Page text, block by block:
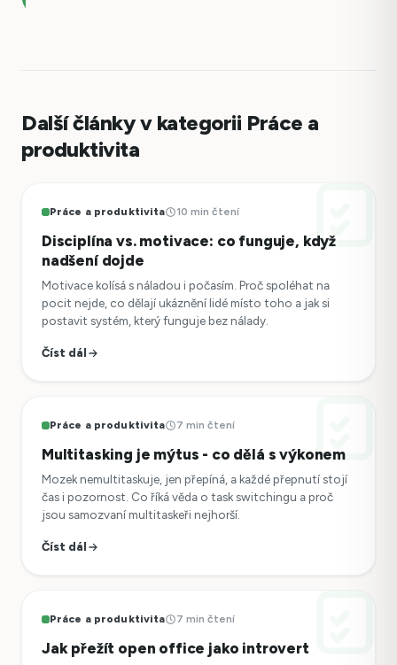
Další články v kategorii Práce a
produktivita
Práce a produktivita 10 min čtení
Disciplína vs. motivace: co funguje, když
nadšení dojde
Motivace kolísá s náladou i počasím. Proč spoléhat na
pocit nejde, co dělají ukáznění lidé místo toho a jak si
postavit systém, který funguje bez nálady.
Číst dál
Práce a produktivita 7 min čtení
Multitasking je mýtus - co dělá s výkonem
Mozek nemultitaskuje, jen přepíná, a každé přepnutí stojí
čas i pozornost. Co říká věda o task switchingu a proč
jsou samozvaní multitaskeři nejhorší.
Číst dál
Práce a produktivita 7 min čtení
Jak přežít open office jako introvert